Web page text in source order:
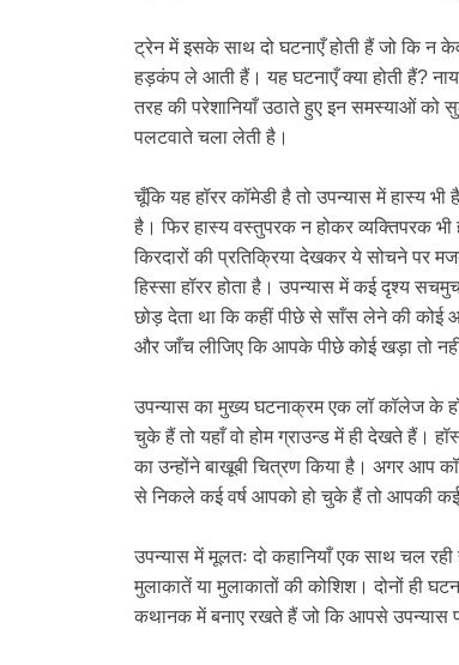
ट्रेन में इसके साथ दो घटनाएँ होती हैं जो कि
हड़कंप ले आती हैं। यह घटनाएँ क्या होती हैं?
तरह की परेशानियाँ उठाते हुए इन समस्याओं
पलटवाते चला लेती है।
चूँकि यह हॉरर कॉमेडी है तो उपन्यास में हास्य
है। फिर हास्य वस्तुपरक न होकर व्यक्तिपरक
किरदारों की प्रतिक्रिया देखकर ये सोचने पर
हिस्सा हॉरर होता है। उपन्यास में कई दृश्य
छोड़ देता था कि कहीं पीछे से साँस लेने की कोई
और जाँच लीजिए कि आपके पीछे कोई खड़ा तो
उपन्यास का मुख्य घटनाक्रम एक लॉ कॉलेज के
चुके हैं तो यहाँ वो होम ग्राउन्ड में ही देखते हैं।
का उन्होंने बाखूबी चित्रण किया है। अगर
से निकले कई वर्ष आपको हो चुके हैं तो आपकी कई
उपन्यास में मूलतः दो कहानियाँ एक साथ चल रही
मुलाकातें या मुलाकातों की कोशिश। दोनों ही
कथानक में बनाए रखते हैं जो कि आपसे उपन्यास